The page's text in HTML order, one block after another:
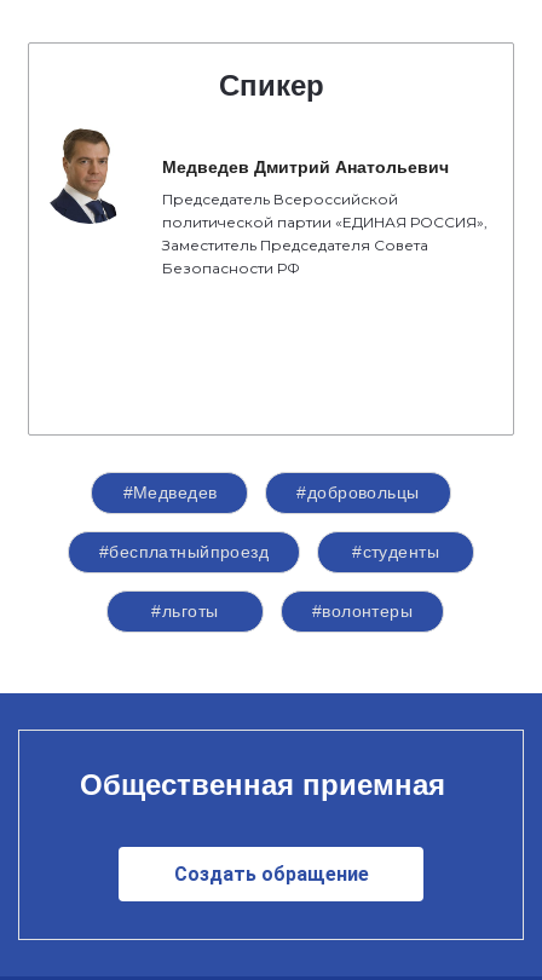
Спикер
Медведев Дмитрий Анатольевич
Председатель Всероссийской
политической партии «ЕДИНАЯ РОССИЯ»,
Заместитель Председателя Совета
Безопасности РФ
#Медведев #добровольцы
#бесплатныйпроезд #студенты
#льготы #волонтеры
Общественная приемная
Создать обращение